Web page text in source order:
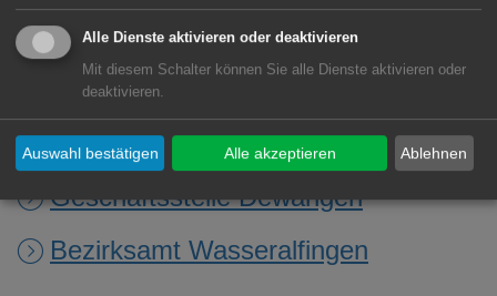
Geschäftsstelle Waldhausen
Geschäftsstelle Ebnat
Geschäftsstelle Fachsenfeld
Geschäftsstelle Dewangen
Bezirksamt Wasseralfingen
Alle Dienste aktivieren oder deaktivieren
Mit diesem Schalter können Sie alle Dienste aktivieren oder
deaktivieren.
Ablehnen
Auswahl bestätigen Alle akzeptieren